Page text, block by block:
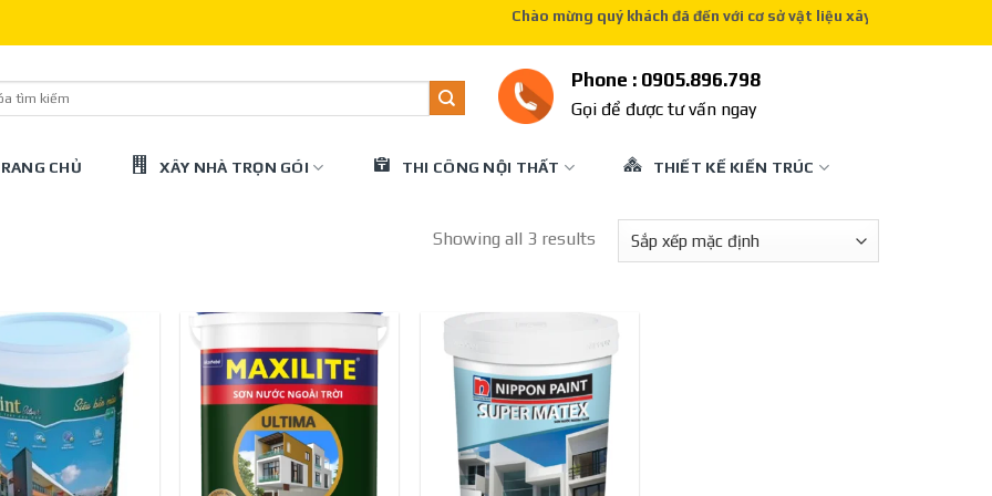
Chào mừng quý khách đã đến với cơ sở vật liệu xây dựng của chúng tôi
Phone : 0905.896.798
Gọi để được tư vấn ngay
CHỦ XÂY NHÀ TRỌN GÓI THI CÔNG NỘI THẤT THIẾT KẾ KIẾN TRÚC
Showing all 3 results